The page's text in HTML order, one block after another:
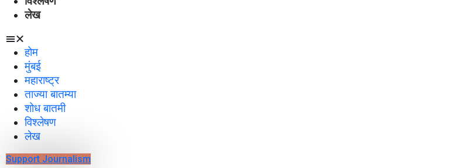
लेख
होम
मुंबई
महाराष्ट्र
ताज्या बातम्या
शोध बातमी
विश्लेषण
लेख
Support Journalism